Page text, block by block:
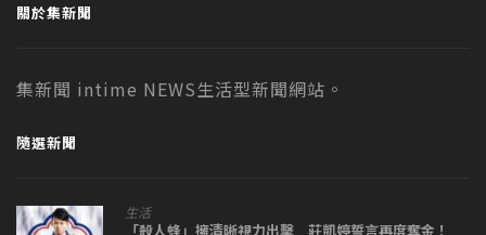
關於集新聞
集新聞 intime NEWS生活型新聞網站。
隨選新聞
生活
「殺人蜂」擁清晰視力出擊 莊凱婷誓言再度奪金！